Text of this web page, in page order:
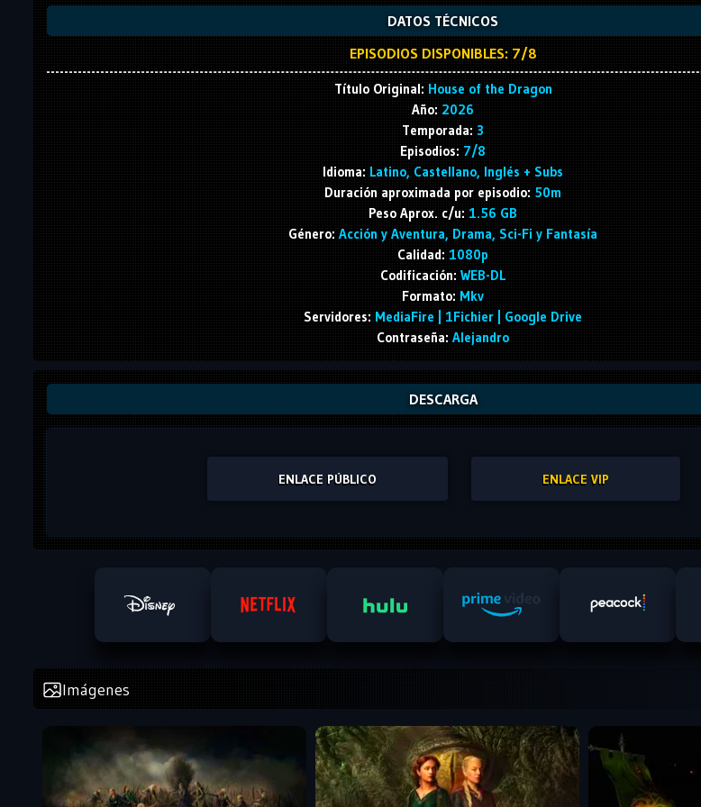
DATOS TÉCNICOS
EPISODIOS DISPONIBLES: 7/8
Título Original:House of the Dragon
Año:2026
Temporada:3
Episodios:7/8
Idioma:Latino, Castellano, Inglés + Subs
Duración aproximada por episodio:50m
Peso Aprox. c/u:1.56 GB
Género:Acción y Aventura, Drama, Sci-Fi y Fantasía
Calidad:1080p
Codificación:WEB-DL
Formato:Mkv
Servidores:MediaFire | 1Fichier | Google Drive
Contraseña:Alejandro
DESCARGA
ENLACE PÚBLICO ENLACE VIP
Imágenes